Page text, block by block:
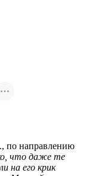
по направлению
что даже те
на его крик